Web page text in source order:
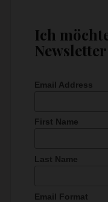
Ich
Email Address
First Name
Last Name
Email Format